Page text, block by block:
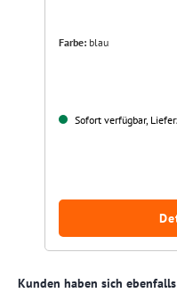
Farbe: blau
Sofort verfügbar,
Produktgalerie überspringen
Kunden haben sich